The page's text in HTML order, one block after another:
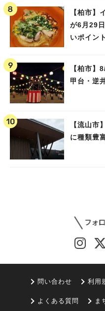
【柏市】
が6月29
いポイン
【柏市】
甲台・逆
【流山市
に種類豊
問い合わせ 利用
よくある質問 ま